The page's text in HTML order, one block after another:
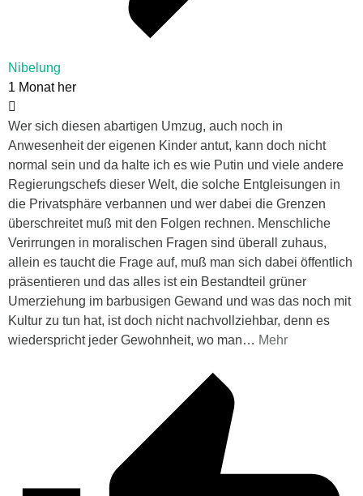
Nibelung
1 Monat her
Wer sich diesen abartigen Umzug, auch noch in
Anwesenheit der eigenen Kinder antut, kann doch nicht
normal sein und da halte ich es wie Putin und viele andere
Regierungschefs dieser Welt, die solche Entgleisungen in
die Privatsphäre verbannen und wer dabei die Grenzen
überschreitet muß mit den Folgen rechnen. Menschliche
Verirrungen in moralischen Fragen sind überall zuhaus,
allein es taucht die Frage auf, muß man sich dabei öffentlich
präsentieren und das alles ist ein Bestandteil grüner
Umerziehung im barbusigen Gewand und was das noch mit
Kultur zu tun hat, ist doch nicht nachvollziehbar, denn es
wiederspricht jeder Gewohnheit, wo man… Mehr